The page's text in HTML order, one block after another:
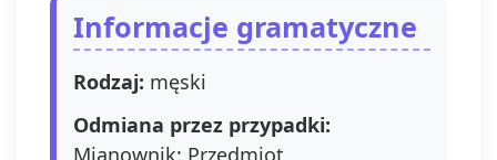
Informacje gramatyczne
Rodzaj: męski
Odmiana przez przypadki:
Mianownik: Przedmiot